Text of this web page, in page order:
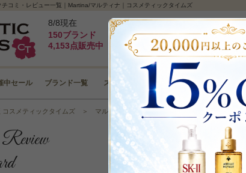
コミ・レビュー一覧｜Martina/マルティナ｜コスメティックタイムズ
8/8現在
150ブランド
4,153点販売中
最大5%pt還元｜最短3日｜8,000円以上全
中セール ブランド一覧 スキンケア メイクアップ ボディケ
コスメティックタイムズ ＞ マルティナ ＞ バイタル アイク
マ
バ